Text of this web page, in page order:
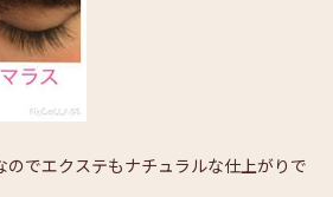
のでエクステもナチュラルな仕上がりで